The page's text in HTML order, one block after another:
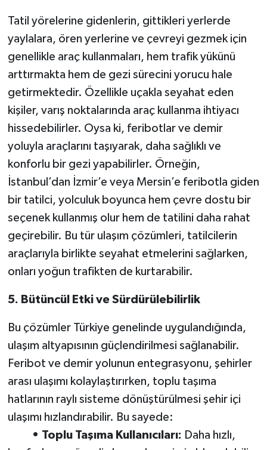
Tatil yörelerine gidenlerin, gittikleri yerlerde
yaylalara, ören yerlerine ve çevreyi gezmek için
genellikle araç kullanmaları, hem trafik yükünü
arttırmakta hem de gezi sürecini yorucu hale
getirmektedir. Özellikle uçakla seyahat eden
kişiler, varış noktalarında araç kullanma ihtiyacı
hissedebilirler. Oysa ki, feribotlar ve demir
yoluyla araçlarını taşıyarak, daha sağlıklı ve
konforlu bir gezi yapabilirler. Örneğin,
İstanbul’dan İzmir’e veya Mersin’e feribotla giden
bir tatilci, yolculuk boyunca hem çevre dostu bir
seçenek kullanmış olur hem de tatilini daha rahat
geçirebilir. Bu tür ulaşım çözümleri, tatilcilerin
araçlarıyla birlikte seyahat etmelerini sağlarken,
onları yoğun trafikten de kurtarabilir.
5. Bütüncül Etki ve Sürdürülebilirlik
Bu çözümler Türkiye genelinde uygulandığında,
ulaşım altyapısının güçlendirilmesi sağlanabilir.
Feribot ve demir yolunun entegrasyonu, şehirler
arası ulaşımı kolaylaştırırken, toplu taşıma
hatlarının raylı sisteme dönüştürülmesi şehir içi
ulaşımı hızlandırabilir. Bu sayede:
• Toplu Taşıma Kullanıcıları: Daha hızlı,